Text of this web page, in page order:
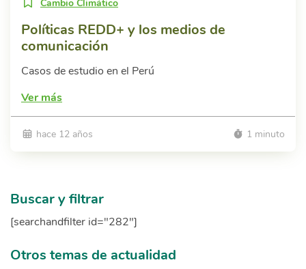
Cambio Climático
Políticas REDD+ y los medios de
comunicación
Casos de estudio en el Perú
Ver más
hace 12 años 1 minuto
Buscar y filtrar
[searchandfilter id="282"]
Otros temas de actualidad